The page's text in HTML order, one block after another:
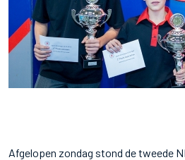
Afgelopen zondag stond de tweede